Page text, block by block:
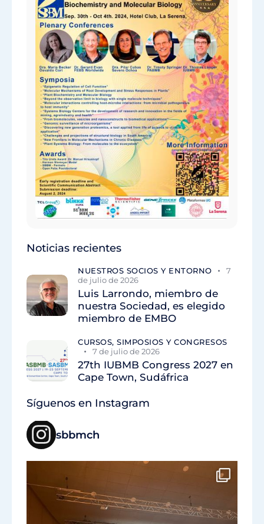
Noticias recientes
NUESTROS SOCIOS Y ENTORNO
7
de julio de 2026
Luis Larrondo, miembro de
nuestra Sociedad, es elegido
miembro de EMBO
CURSOS, SIMPOSIOS Y CONGRESOS
7 de julio de 2026
27th IUBMB Congress 2027 en
Cape Town, Sudáfrica
Síguenos en Instagram
sbbmch